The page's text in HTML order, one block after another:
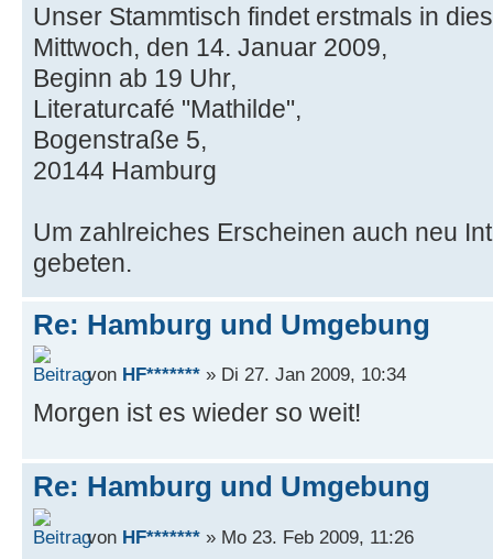
Unser Stammtisch findet erstmals in
Mittwoch, den 14. Januar 2009,
Beginn ab 19 Uhr,
Literaturcafé "Mathilde",
Bogenstraße 5,
20144 Hamburg
Um zahlreiches Erscheinen auch neu
gebeten.
Re: Hamburg und Umgebung
von HF******* » Di 27. Jan 2009, 10:34
Morgen ist es wieder so weit!
Re: Hamburg und Umgebung
von HF******* » Mo 23. Feb 2009, 11:26